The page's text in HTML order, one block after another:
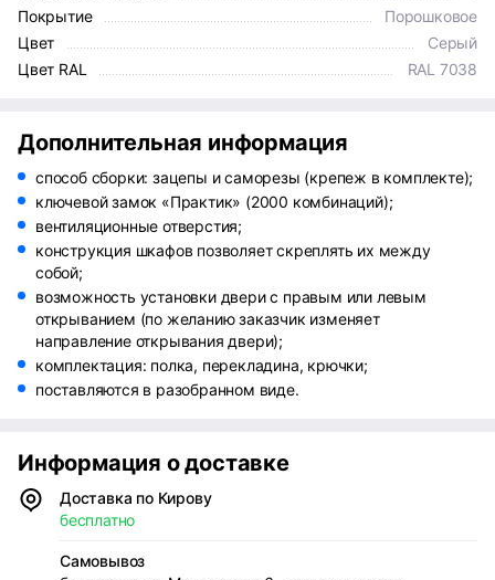
Покрытие
Порошковое
Цвет
Серый
Цвет RAL
RAL 7038
Дополнительная информация
способ сборки: зацепы и саморезы (крепеж в комплекте);
ключевой замок «Практик» (2000 комбинаций);
вентиляционные отверстия;
конструкция шкафов позволяет скреплять их между
собой;
возможность установки двери с правым или левым
открыванием (по желанию заказчик изменяет
направление открывания двери);
комплектация: полка, перекладина, крючки;
поставляются в разобранном виде.
Информация о доставке
Доставка по Кирову
бесплатно
Самовывоз